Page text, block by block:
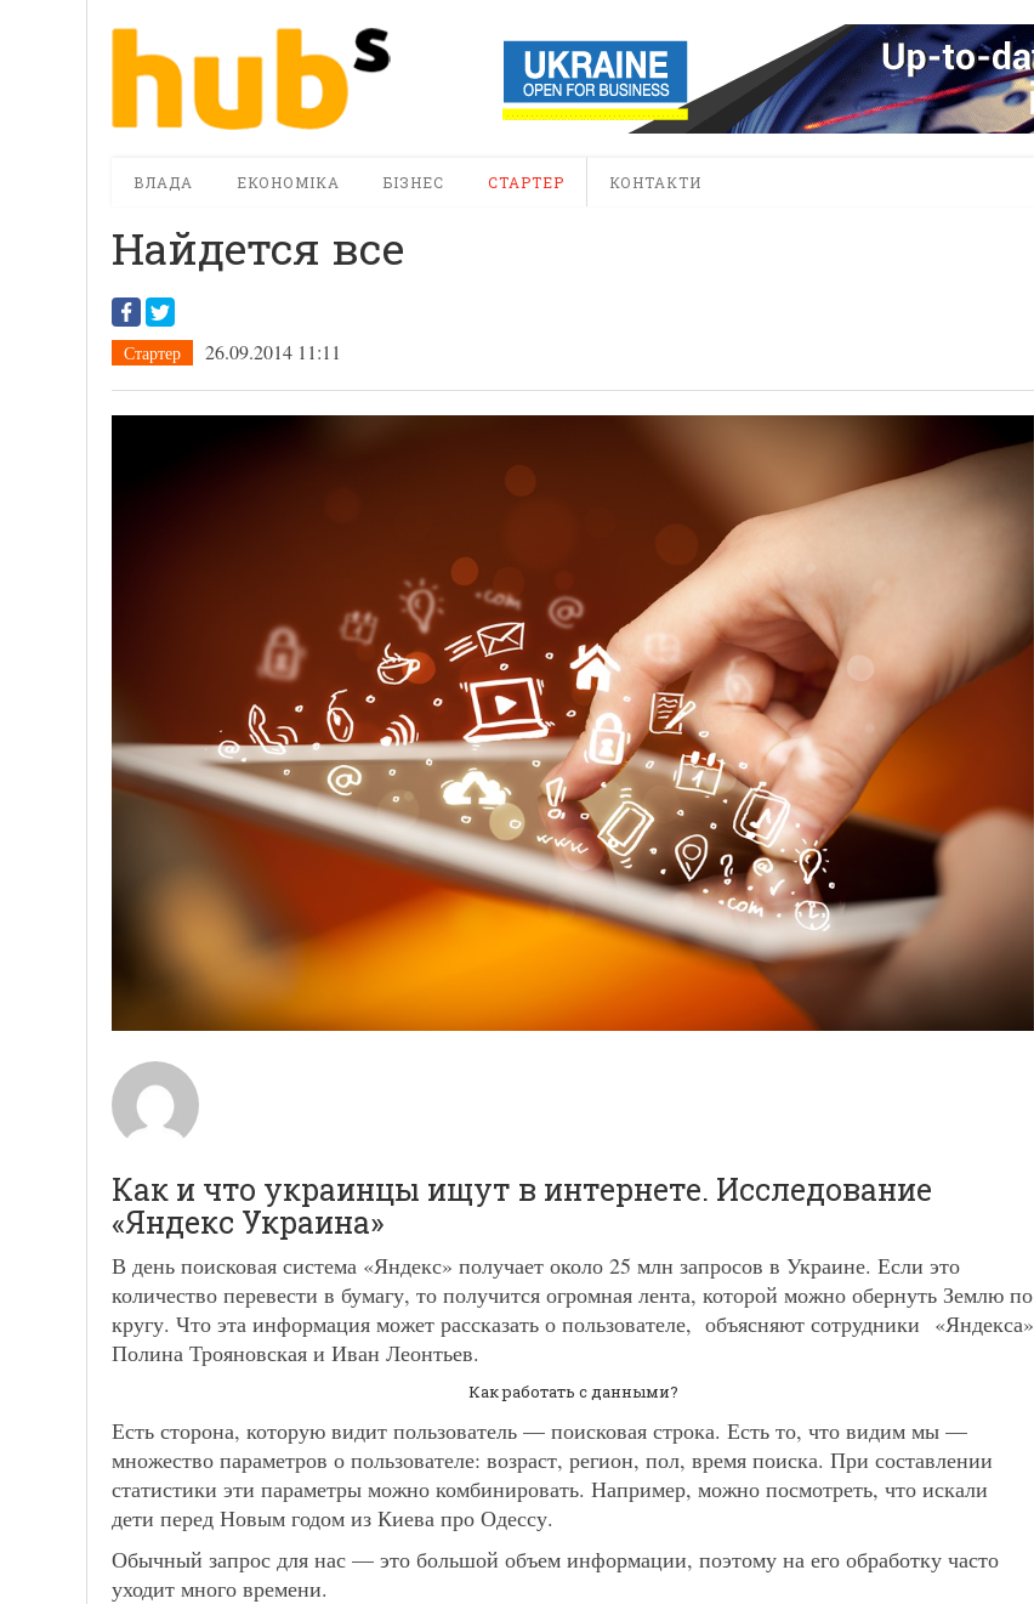
ВЛАДА ЕКОНОМІКА БІЗНЕС СТАРТЕР КОНТАКТИ
Найдется все
Стартер 26.09.2014 11:11
Как и что украинцы ищут в интернете. Исследование
«Яндекс Украина»
В день поисковая система «Яндекс» получает около 25 млн запросов в Украине. Если это
количество перевести в бумагу, то получится огромная лента, которой можно обернуть Землю по
кругу. Что эта информация может рассказать о пользователе, объясняют сотрудники «Яндекса»
Полина Трояновская и Иван Леонтьев.
Как работать с данными?
Есть сторона, которую видит пользователь — поисковая строка. Есть то, что видим мы —
множество параметров о пользователе: возраст, регион, пол, время поиска. При составлении
статистики эти параметры можно комбинировать. Например, можно посмотреть, что искали
дети перед Новым годом из Киева про Одессу.
Обычный запрос для нас — это большой объем информации, поэтому на его обработку часто
уходит много времени.